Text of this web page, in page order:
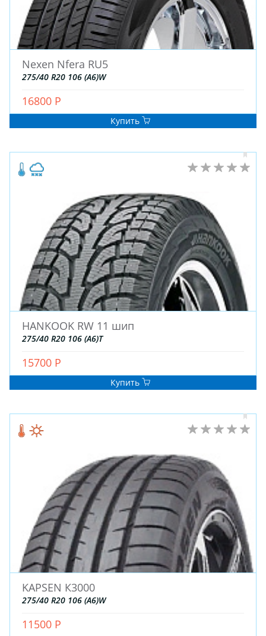
ВСЕСЕЗОННЫЕ
ДЛЯ СПЕЦТЕХНИКИ
ЛИТЫЕ
ШТАМПОВАНЫЕ
ДЛЯ ГРУЗОВЫХ АВТО
ДЛЯ ГРУЗОВЫХ АВТО
ДЛЯ ЛЕГКОВЫХ АВТО
ШИНЫ
ДИСКИ
Nexen Nfera RU5
275/40 R20 106 (A6)W
16800 Р
Купить
HANKOOK RW 11 шип
275/40 R20 106 (A6)T
15700 Р
Купить
KAPSEN К3000
275/40 R20 106 (A6)W
11500 Р